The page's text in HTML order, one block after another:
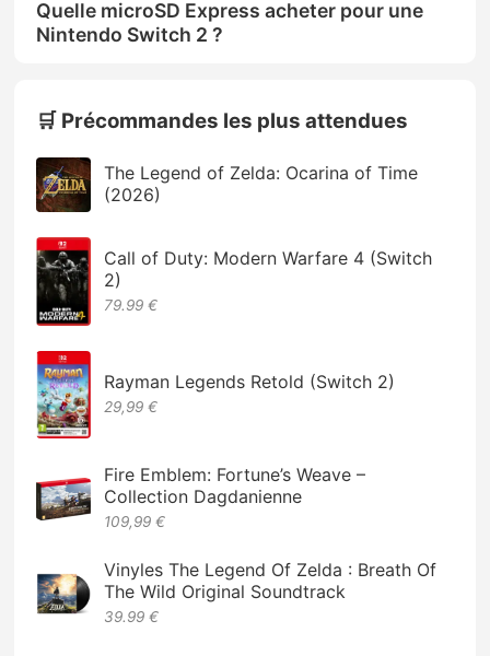
Quelle microSD Express acheter pour une
Nintendo Switch 2 ?
🛒 Précommandes les plus attendues
The Legend of Zelda: Ocarina of Time
(2026)
Call of Duty: Modern Warfare 4 (Switch
2)
79.99 €
Rayman Legends Retold (Switch 2)
29,99 €
Fire Emblem: Fortune’s Weave –
Collection Dagdanienne
109,99 €
Vinyles The Legend Of Zelda : Breath Of
The Wild Original Soundtrack
39.99 €